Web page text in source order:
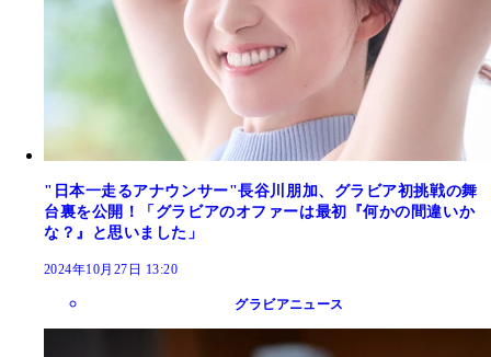
"日本一走るアナウンサー"長谷川朋加、グラビア初挑戦の舞
台裏を公開！「グラビアのオファーは最初『何かの間違いか
な？』と思いました」
2024年10月27日 13:20
グラビアニュース